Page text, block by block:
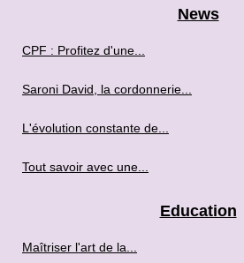
News
CPF : Profitez d'une...
Saroni David, la cordonnerie...
L'évolution constante de...
Tout savoir avec une...
Education
Maîtriser l'art de la...